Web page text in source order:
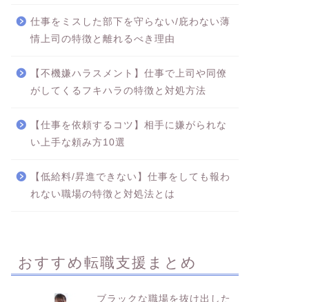
仕事をミスした部下を守らない/庇わない薄
【不機嫌ハラスメント】仕事で上司や同僚
【仕事を依頼するコツ】相手に嫌がられな
【低給料/昇進できない】仕事をしても報わ